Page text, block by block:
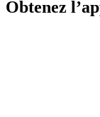
Obtenez